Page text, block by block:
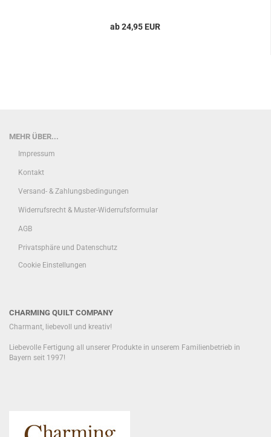
ab 24,95 EUR
MEHR ÜBER...
Impressum
Kontakt
Versand- & Zahlungsbedingungen
Widerrufsrecht & Muster-Widerrufsformular
AGB
Privatsphäre und Datenschutz
Cookie Einstellungen
CHARMING QUILT COMPANY
Charmant, liebevoll und kreativ!
Liebevolle Fertigung all unserer Produkte in unserem Familienbetrieb in
Bayern seit 1997!